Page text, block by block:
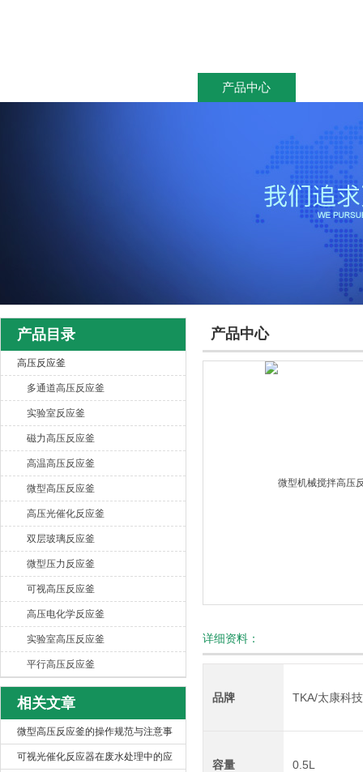
西安太康生物科技有限公司
产品中心
产品目录
高压反应釜
多通道高压反应釜
实验室反应釜
磁力高压反应釜
高温高压反应釜
微型高压反应釜
高压光催化反应釜
双层玻璃反应釜
微型压力反应釜
可视高压反应釜
高压电化学反应釜
实验室高压反应釜
平行高压反应釜
相关文章
微型高压反应釜的操作规范与注意事
项
可视光催化反应器在废水处理中的应
产品中心
详细资料：
品牌 TKA/太康科技
容量 0.5L